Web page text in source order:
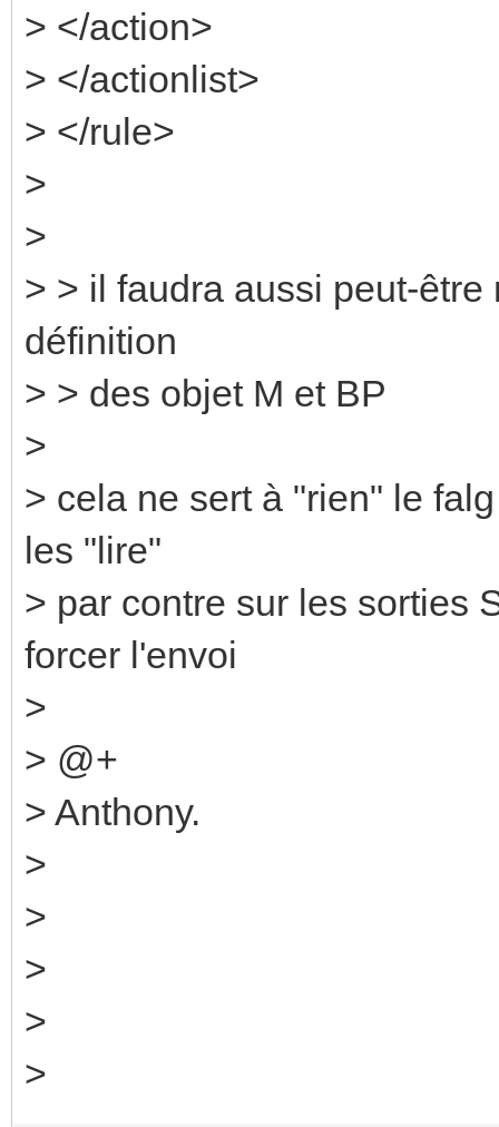
> </action>
> </actionlist>
> </rule>
>
>
> > il faudra aussi peut-
définition
> > des objet M et BP
>
> cela ne sert à "rien" le
les "lire"
> par contre sur les sorties
forcer l'envoi
>
> @+
> Anthony.
>
>
>
>
>